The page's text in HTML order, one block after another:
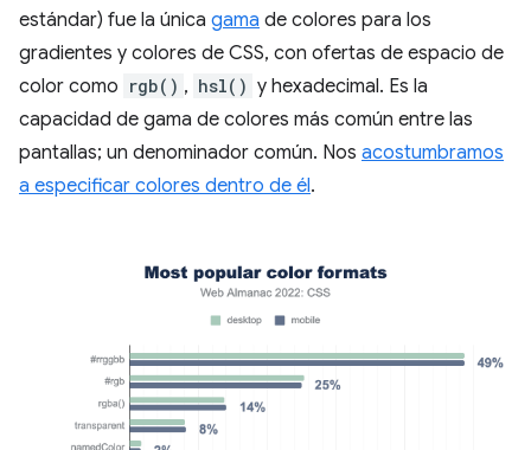
estándar) fue la única gama de colores para los
gradientes y colores de CSS, con ofertas de espacio de
color como rgb() , hsl() y hexadecimal. Es la
capacidad de gama de colores más común entre las
pantallas; un denominador común. Nos acostumbramos
a especificar colores dentro de él.